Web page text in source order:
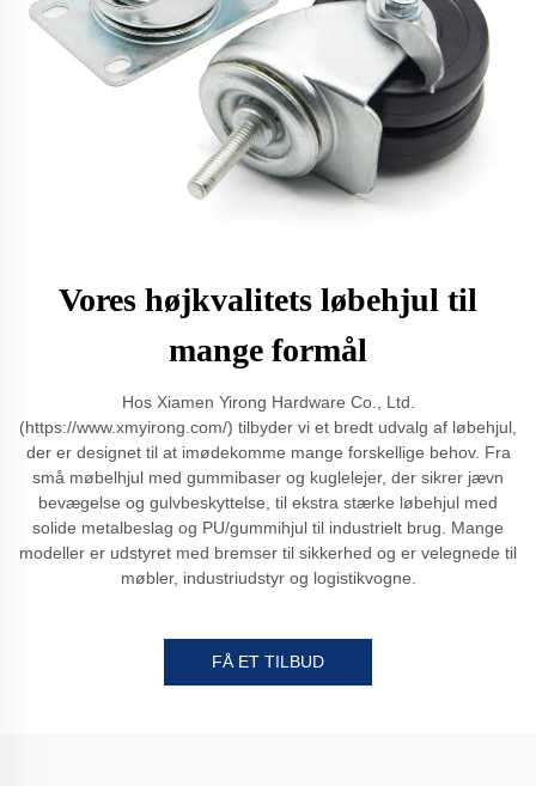
Vores højkvalitets løbehjul til
mange formål
Hos Xiamen Yirong Hardware Co., Ltd.
(https://www.xmyirong.com/) tilbyder vi et bredt udvalg af løbehjul,
der er designet til at imødekomme mange forskellige behov. Fra
små møbelhjul med gummibaser og kuglelejer, der sikrer jævn
bevægelse og gulvbeskyttelse, til ekstra stærke løbehjul med
solide metalbeslag og PU/gummihjul til industrielt brug. Mange
modeller er udstyret med bremser til sikkerhed og er velegnede til
møbler, industriudstyr og logistikvogne.
FÅ ET TILBUD